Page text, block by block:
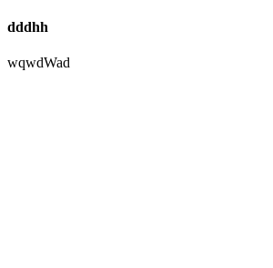
dddhh
wqwdWad